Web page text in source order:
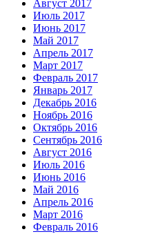
Август 2017
Июль 2017
Июнь 2017
Май 2017
Апрель 2017
Март 2017
Февраль 2017
Январь 2017
Декабрь 2016
Ноябрь 2016
Октябрь 2016
Сентябрь 2016
Август 2016
Июль 2016
Июнь 2016
Май 2016
Апрель 2016
Март 2016
Февраль 2016